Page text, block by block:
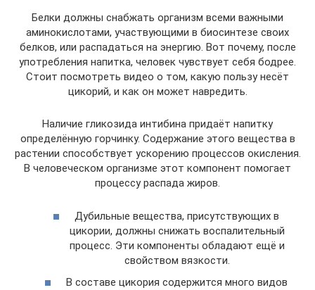
Белки должны снабжать организм всеми важными
аминокислотами, участвующими в биосинтезе своих
белков, или распадаться на энергию. Вот почему, после
употребления напитка, человек чувствует себя бодрее.
Стоит посмотреть видео о том, какую пользу несёт
цикорий, и как он может навредить.
Наличие гликозида интибина придаёт напитку
определённую горчинку. Содержание этого вещества в
растении способствует ускорению процессов окисления.
В человеческом организме этот компонент помогает
процессу распада жиров.
Дубильные вещества, присутствующих в
цикории, должны снижать воспалительный
процесс. Эти компоненты обладают ещё и
свойством вязкости.
В составе цикория содержится много видов